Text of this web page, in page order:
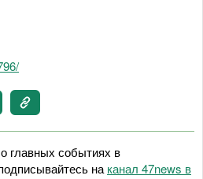
главных событиях в
на канал 47news в